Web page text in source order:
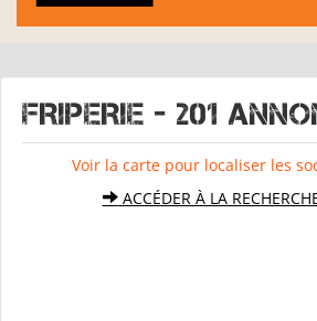
FRIPERIE - 201
Voir la carte pour localiser les
ACCÉDER À LA